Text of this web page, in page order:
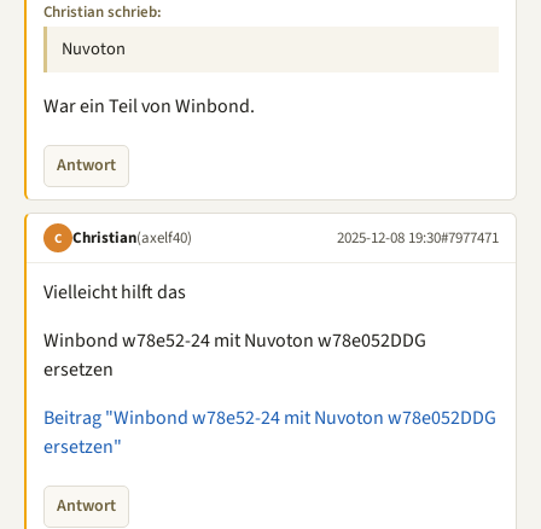
Christian schrieb:
Nuvoton
War ein Teil von Winbond.
Antwort
C Christian(axelf40) 2025-12-08 19:30#7977471
Vielleicht hilft das
Winbond w78e52-24 mit Nuvoton w78e052DDG
ersetzen
Beitrag "Winbond w78e52-24 mit Nuvoton w78e052DDG
ersetzen"
Antwort